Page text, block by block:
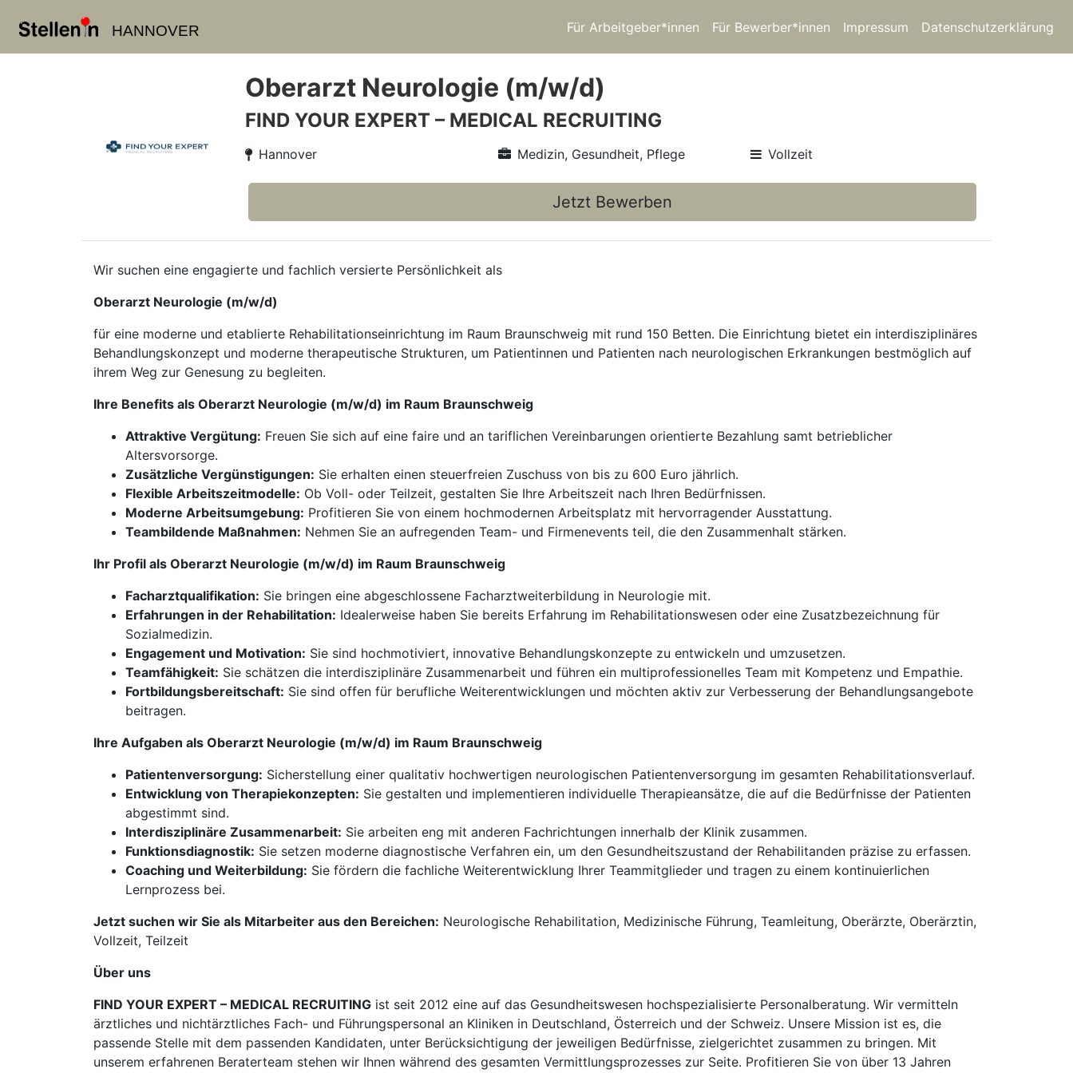
HANNOVER Für Arbeitgeber*innen Für Bewerber*innen Impressum Datenschutzerklärung
Oberarzt Neurologie (m/w/d)
FIND YOUR EXPERT – MEDICAL RECRUITING
Hannover Medizin, Gesundheit, Pflege Vollzeit
Jetzt Bewerben
Wir suchen eine engagierte und fachlich versierte Persönlichkeit als
Oberarzt Neurologie (m/w/d)
für eine moderne und etablierte Rehabilitationseinrichtung im Raum Braunschweig mit rund 150 Betten. Die Einrichtung bietet ein interdisziplinäres
Behandlungskonzept und moderne therapeutische Strukturen, um Patientinnen und Patienten nach neurologischen Erkrankungen bestmöglich auf
ihrem Weg zur Genesung zu begleiten.
Ihre Benefits als Oberarzt Neurologie (m/w/d) im Raum Braunschweig
Attraktive Vergütung: Freuen Sie sich auf eine faire und an tariflichen Vereinbarungen orientierte Bezahlung samt betrieblicher
Altersvorsorge.
Zusätzliche Vergünstigungen: Sie erhalten einen steuerfreien Zuschuss von bis zu 600 Euro jährlich.
Flexible Arbeitszeitmodelle: Ob Voll- oder Teilzeit, gestalten Sie Ihre Arbeitszeit nach Ihren Bedürfnissen.
Moderne Arbeitsumgebung: Profitieren Sie von einem hochmodernen Arbeitsplatz mit hervorragender Ausstattung.
Teambildende Maßnahmen: Nehmen Sie an aufregenden Team- und Firmenevents teil, die den Zusammenhalt stärken.
Ihr Profil als Oberarzt Neurologie (m/w/d) im Raum Braunschweig
Facharztqualifikation: Sie bringen eine abgeschlossene Facharztweiterbildung in Neurologie mit.
Erfahrungen in der Rehabilitation: Idealerweise haben Sie bereits Erfahrung im Rehabilitationswesen oder eine Zusatzbezeichnung für
Sozialmedizin.
Engagement und Motivation: Sie sind hochmotiviert, innovative Behandlungskonzepte zu entwickeln und umzusetzen.
Teamfähigkeit: Sie schätzen die interdisziplinäre Zusammenarbeit und führen ein multiprofessionelles Team mit Kompetenz und Empathie.
Fortbildungsbereitschaft: Sie sind offen für berufliche Weiterentwicklungen und möchten aktiv zur Verbesserung der Behandlungsangebote
beitragen.
Ihre Aufgaben als Oberarzt Neurologie (m/w/d) im Raum Braunschweig
Patientenversorgung: Sicherstellung einer qualitativ hochwertigen neurologischen Patientenversorgung im gesamten Rehabilitationsverlauf.
Entwicklung von Therapiekonzepten: Sie gestalten und implementieren individuelle Therapieansätze, die auf die Bedürfnisse der Patienten
abgestimmt sind.
Interdisziplinäre Zusammenarbeit: Sie arbeiten eng mit anderen Fachrichtungen innerhalb der Klinik zusammen.
Funktionsdiagnostik: Sie setzen moderne diagnostische Verfahren ein, um den Gesundheitszustand der Rehabilitanden präzise zu erfassen.
Coaching und Weiterbildung: Sie fördern die fachliche Weiterentwicklung Ihrer Teammitglieder und tragen zu einem kontinuierlichen
Lernprozess bei.
Jetzt suchen wir Sie als Mitarbeiter aus den Bereichen: Neurologische Rehabilitation, Medizinische Führung, Teamleitung, Oberärzte, Oberärztin,
Vollzeit, Teilzeit
Über uns
FIND YOUR EXPERT – MEDICAL RECRUITING ist seit 2012 eine auf das Gesundheitswesen hochspezialisierte Personalberatung. Wir vermitteln
ärztliches und nichtärztliches Fach- und Führungspersonal an Kliniken in Deutschland, Österreich und der Schweiz. Unsere Mission ist es, die
passende Stelle mit dem passenden Kandidaten, unter Berücksichtigung der jeweiligen Bedürfnisse, zielgerichtet zusammen zu bringen. Mit
unserem erfahrenen Beraterteam stehen wir Ihnen während des gesamten Vermittlungsprozesses zur Seite. Profitieren Sie von über 13 Jahren